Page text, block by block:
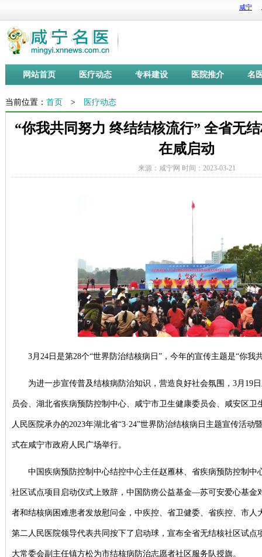
网站首页 医疗动态 专科建设 医院推介 名
当前位置： 首页 > 医疗动态
“你我共同努力 终结结核流行” 全省无
在咸启动
来源：咸宁网 时间：2023-03-21
3月24日是第28个“世界防治结核病日”，今年的宣传主题是“你我
为进一步宣传普及结核病防治知识，营造良好社会氛围，3月19
员会、湖北省疾病预防控制中心、咸宁市卫生健康委员会、咸安区卫
人民医院承办的2023年湖北省“3·24”世界防治结核病日主题宣传活动
式在咸宁市政府人民广场举行。
中国疾病预防控制中心结控中心主任赵雁林、省疾病预防控制中
社区试点项目启动仪式上致辞，中国防痨公益基金—苏可安爱心基金
者和结核病困难患者发放慰问金，中疾控、省卫健委、省疾控、市人
第二人民医院领导代表共同按下了启动球，宣布全省无结核社区试点
大常委会副主任镇方松为市结核病防治志愿者社区服务队授旗。